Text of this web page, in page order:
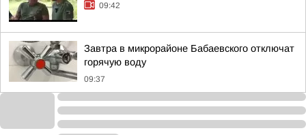
09:42
Завтра в микрорайоне Бабаевского отключат
горячую воду
09:37